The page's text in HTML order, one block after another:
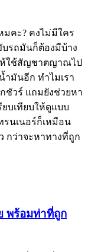
มคะ? คงไม่มีใคร
บรถมันก็ต้องมีบ้าง
ห้ใช้สัญชาตญาณไป
ำมันอีก ทำไมเรา
กชัวร์ แถมยังช่วยหา
บเทียบให้ดูแบบ
รนเนอร์ก็เหมือน
กว่าจะหาทางที่ถูก
พร้อมท่าที่ถูก